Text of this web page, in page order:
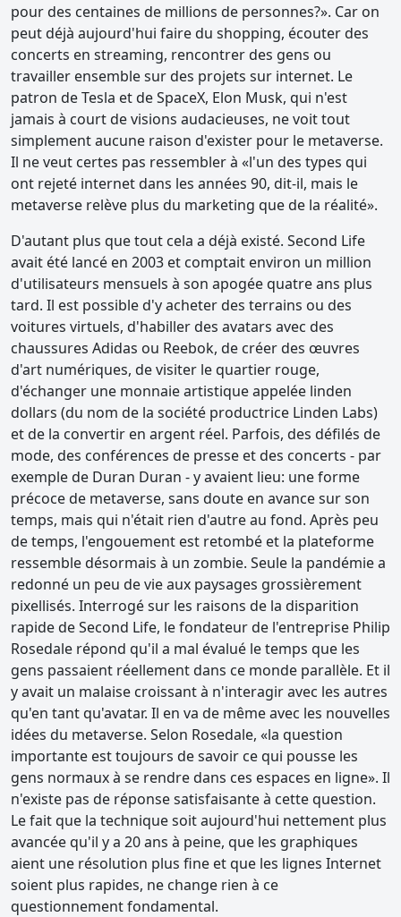
pour des centaines de millions de personnes?». Car on
peut déjà aujourd'hui faire du shopping, écouter des
concerts en streaming, rencontrer des gens ou
travailler ensemble sur des projets sur internet. Le
patron de Tesla et de SpaceX, Elon Musk, qui n'est
jamais à court de visions audacieuses, ne voit tout
simplement aucune raison d'exister pour le metaverse.
Il ne veut certes pas ressembler à «l'un des types qui
ont rejeté internet dans les années 90, dit-il, mais le
metaverse relève plus du marketing que de la réalité».
D'autant plus que tout cela a déjà existé. Second Life
avait été lancé en 2003 et comptait environ un million
d'utilisateurs mensuels à son apogée quatre ans plus
tard. Il est possible d'y acheter des terrains ou des
voitures virtuels, d'habiller des avatars avec des
chaussures Adidas ou Reebok, de créer des œuvres
d'art numériques, de visiter le quartier rouge,
d'échanger une monnaie artistique appelée linden
dollars (du nom de la société productrice Linden Labs)
et de la convertir en argent réel. Parfois, des défilés de
mode, des conférences de presse et des concerts - par
exemple de Duran Duran - y avaient lieu: une forme
précoce de metaverse, sans doute en avance sur son
temps, mais qui n'était rien d'autre au fond. Après peu
de temps, l'engouement est retombé et la plateforme
ressemble désormais à un zombie. Seule la pandémie a
redonné un peu de vie aux paysages grossièrement
pixellisés. Interrogé sur les raisons de la disparition
rapide de Second Life, le fondateur de l'entreprise Philip
Rosedale répond qu'il a mal évalué le temps que les
gens passaient réellement dans ce monde parallèle. Et il
y avait un malaise croissant à n'interagir avec les autres
qu'en tant qu'avatar. Il en va de même avec les nouvelles
idées du metaverse. Selon Rosedale, «la question
importante est toujours de savoir ce qui pousse les
gens normaux à se rendre dans ces espaces en ligne». Il
n'existe pas de réponse satisfaisante à cette question.
Le fait que la technique soit aujourd'hui nettement plus
avancée qu'il y a 20 ans à peine, que les graphiques
aient une résolution plus fine et que les lignes Internet
soient plus rapides, ne change rien à ce
questionnement fondamental.